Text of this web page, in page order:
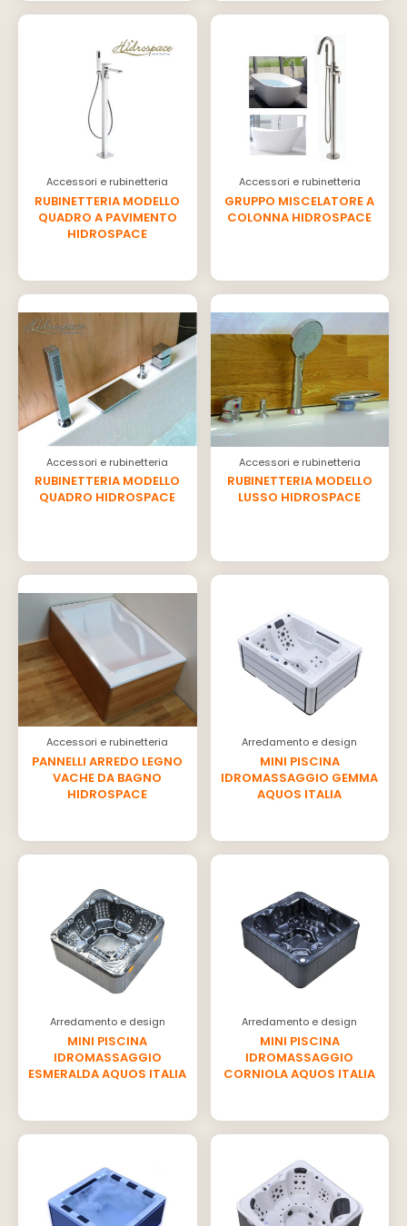
Accessori e rubinetteria
RUBINETTERIA MODELLO
QUADRO A PAVIMENTO
HIDROSPACE
Accessori e rubinetteria
GRUPPO MISCELATORE A
COLONNA HIDROSPACE
Accessori e rubinetteria
RUBINETTERIA MODELLO
QUADRO HIDROSPACE
Accessori e rubinetteria
RUBINETTERIA MODELLO
LUSSO HIDROSPACE
Accessori e rubinetteria
PANNELLI ARREDO LEGNO
VACHE DA BAGNO
HIDROSPACE
Arredamento e design
MINI PISCINA
IDROMASSAGGIO GEMMA
AQUOS ITALIA
Arredamento e design
MINI PISCINA
IDROMASSAGGIO
ESMERALDA AQUOS ITALIA
Arredamento e design
MINI PISCINA
IDROMASSAGGIO
CORNIOLA AQUOS ITALIA